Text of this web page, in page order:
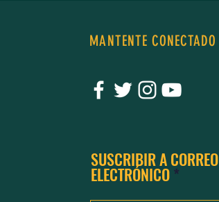
MANTENTE CONECTADO
SUSCRIBIR A CORREO
ELECTRÓNICO